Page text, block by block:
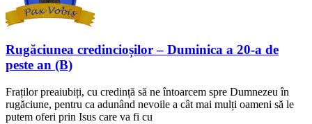
Rugăciunea credincioșilor – Duminica a 20-a de
peste an (B)
Fraților preaiubiți, cu credință să ne întoarcem spre Dumnezeu în
rugăciune, pentru ca adunând nevoile a cât mai mulți oameni să le
putem oferi prin Isus care va fi cu